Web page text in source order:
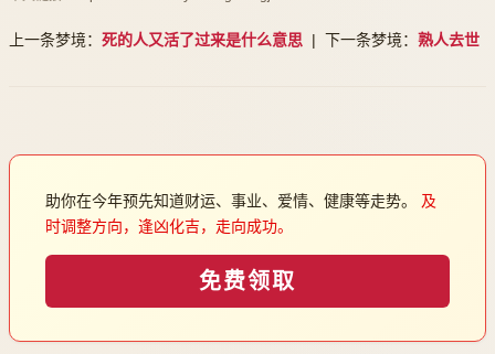
上一条梦境： 死的人又活了过来是什么意思 | 下一条梦境： 熟人去世
助你在今年预先知道财运、事业、爱情、健康等走势。 及
时调整方向，逢凶化吉，走向成功。
免费领取